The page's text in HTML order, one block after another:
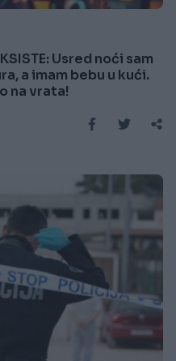
Usred noći sam
a imam bebu u kući.
na vrata!